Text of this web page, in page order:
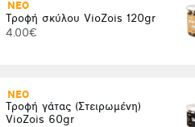
ΝΕΟ
Τροφή σκύλου VioZois 120gr
4.00€
ΝΕΟ
Τροφή γάτας (Στειρωμένη)
VioZois 60gr